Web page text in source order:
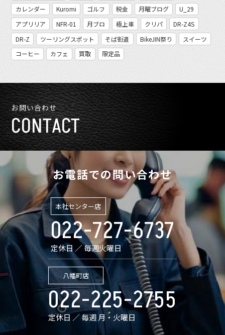
カレンダー
Kuromi ゴルフ 税金 月曜ブログ
U_29
アプリリア
NFR-01 月ブロ 極上車 クリパ
DR-Z4S
DR-Z
ツーリングスポット そば街道 BikeJIN祭り
スイーツ
コーヒー
カフェ 買取 限定品
お問い合わせ
CONTACT
お電話での問い合わせ
本社センター店
022-727-6737
定休日 ／ 毎週火曜日
八幡町店
022-225-2755
定休日 ／ 毎週 月・火曜日